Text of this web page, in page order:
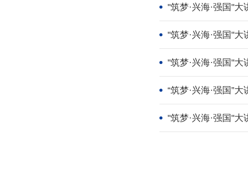
"筑梦·兴海·强国"
"筑梦·兴海·强国"
"筑梦·兴海·强国"
“筑梦·兴海·强国”
"筑梦·兴海·强国"